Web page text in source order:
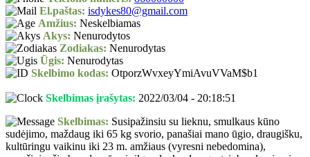
El.paštas: isdykes80@gmail.com
Amžius: Neskelbiamas
Akys: Nenurodytos
Zodiakas: Nenurodytas
Ūgis: Nenurodytas
Skelbimo kodas: OtporzWvxeyYmiAvuVVaM$b1
Skelbimas įrašytas: 2022/03/04 - 20:18:51
Skelbimas: Susipažinsiu su lieknu, smulkaus kūno
sudėjimo, maždaug iki 65 kg svorio, panašiai mano ūgio, draugišku,
kultūringu vaikinu iki 23 m. amžiaus (vyresni nebedomina),